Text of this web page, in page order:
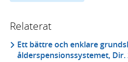
Relaterat
Ett bättre och enklare
ålderspensionssystemet, Dir.